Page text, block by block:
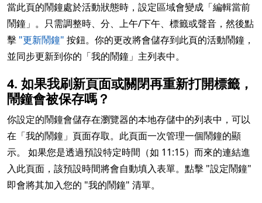
當此頁的鬧鐘處於活動狀態時，設定區域會變成「編輯當前
鬧鐘」。只需調整時、分、上午/下午、標籤或聲音，然後點
擊 "更新鬧鐘" 按鈕。你的更改將會儲存到此頁的活動鬧鐘，
並同步更新到你的「我的鬧鐘」主列表中。
4. 如果我刷新頁面或關閉再重新打開標籤，
鬧鐘會被保存嗎？
你設定的鬧鐘會儲存在瀏覽器的本地存儲中的列表中，可以
在「我的鬧鐘」頁面存取。此頁面一次管理一個鬧鐘的顯
示。 如果您是透過預設特定時間（如 11:15）而來的連結進
入此頁面，該預設時間將會自動填入表單。點擊 "設定鬧鐘"
即會將其加入您的 "我的鬧鐘" 清單。